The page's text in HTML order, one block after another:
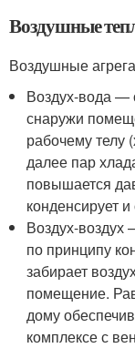
Воздушные
Воздушные
Воздух-вода —
снаружи
рабочему телу
далее пар
повышается
конденсирует
Воздух-воздух
по принципу
забирает
помещение.
дому
комплексе с